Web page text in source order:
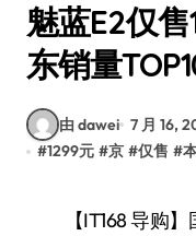
魅蓝E2仅
东销量
由 dawei 7 月 16,
#1299元 #京 #仅售 #
【IT168 导购】国内的手机市场已经从增量变为